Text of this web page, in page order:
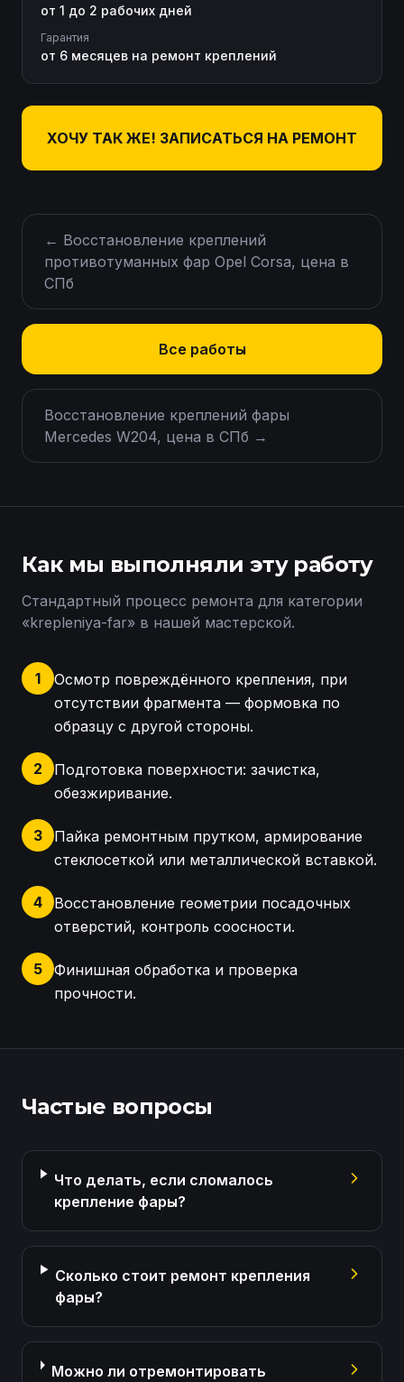
от 1 до 2 рабочих дней
Гарантия
от 6 месяцев на ремонт креплений
ХОЧУ ТАК ЖЕ! ЗАПИСАТЬСЯ НА РЕМОНТ
← Восстановление креплений
противотуманных фар Opel Corsa, цена в
СПб
Все работы
Восстановление креплений фары
Mercedes W204, цена в СПб →
Как мы выполняли эту работу
Стандартный процесс ремонта для категории
«krepleniya-far» в нашей мастерской.
1
Осмотр повреждённого крепления, при
отсутствии фрагмента — формовка по
образцу с другой стороны.
2
Подготовка поверхности: зачистка,
обезжиривание.
3
Пайка ремонтным прутком, армирование
стеклосеткой или металлической вставкой.
4
Восстановление геометрии посадочных
отверстий, контроль соосности.
5
Финишная обработка и проверка
прочности.
Частые вопросы
Что делать, если сломалось
крепление фары?
Сколько стоит ремонт крепления
фары?
Можно ли отремонтировать